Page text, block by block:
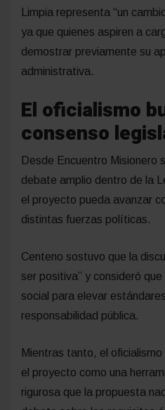
Limpia representa “un
ya que quienes aspiren a
demostrar previamente su
administrativa.
El oficialismo
consenso
Desde Encuentro Misionero
debate amplio dentro de la
el proyecto pueda avanzar
distintas fuerzas políticas.
Centeno sostuvo que la
ser positiva” y consideró
social para elevar
responsabilidad pública.
Mientras tanto, el
el proyecto como una
rigurosa que la propuesta